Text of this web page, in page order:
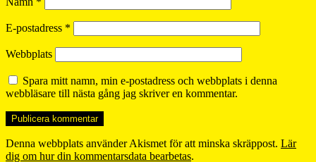
E-postadress *
Webbplats
Spara mitt namn, min e-postadress och webbplats i denna
webbläsare till nästa gång jag skriver en kommentar.
Denna webbplats använder Akismet för att minska skräppost. Lär
dig om hur din kommentarsdata bearbetas.